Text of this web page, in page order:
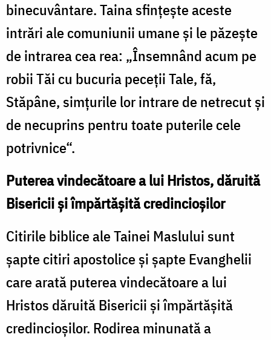
binecuvântare. Taina sfinţeşte aceste
intrări ale comuniunii umane şi le păzeşte
de intrarea cea rea: „Însemnând acum pe
robii Tăi cu bucuria peceţii Tale, fă,
Stăpâne, simţurile lor intrare de netrecut şi
de necuprins pentru toate puterile cele
potrivnice“.
Puterea vindecătoare a lui Hristos, dăruită
Bisericii şi împărtăşită credincioşilor
Citirile biblice ale Tainei Maslului sunt
şapte citiri apostolice şi şapte Evanghelii
care arată puterea vindecătoare a lui
Hristos dăruită Bisericii şi împărtăşită
credincioşilor. Rodirea minunată a